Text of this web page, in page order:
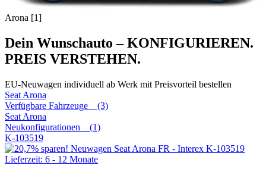
Arona [1]
Dein Wunschauto – KONFIGURIEREN.
PREIS VERSTEHEN.
EU-Neuwagen individuell ab Werk mit Preisvorteil bestellen
Seat Arona
Verfügbare Fahrzeuge (3)
Seat Arona
Neukonfigurationen (1)
K-103519
Lieferzeit: 6 - 12 Monate